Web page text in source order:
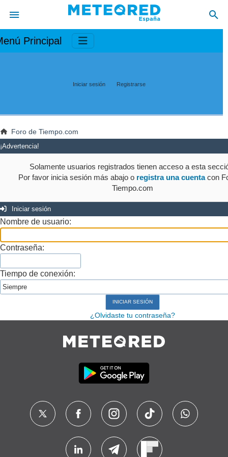
Principal
Iniciar sesión Registrarse
Foro de Tiempo.com
¡Advertencia!
Solamente usuarios registrados tienen acceso a esta
Por favor inicia sesión más abajo o registra una cuentacon
Tiempo.com
Iniciar sesión
Nombre de usuario:
Contraseña:
Tiempo de conexión:
¿Olvidaste tu contraseña?